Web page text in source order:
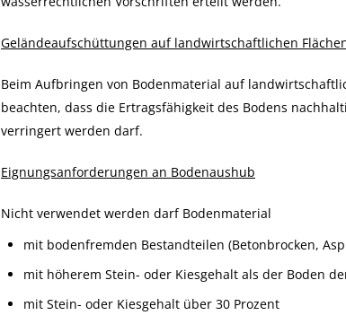
Geländeaufschüttungen auf landwirtschaftlichen
Beim Aufbringen von Bodenmaterial auf
beachten, dass die Ertragsfähigkeit des Bodens
verringert werden darf.
Eignungsanforderungen an Bodenaushub
Nicht verwendet werden darf Bodenmaterial
mit bodenfremden Bestandteilen (Betonbrocken,
mit höherem Stein- oder Kiesgehalt als der Boden
mit Stein- oder Kiesgehalt über 30 Prozent